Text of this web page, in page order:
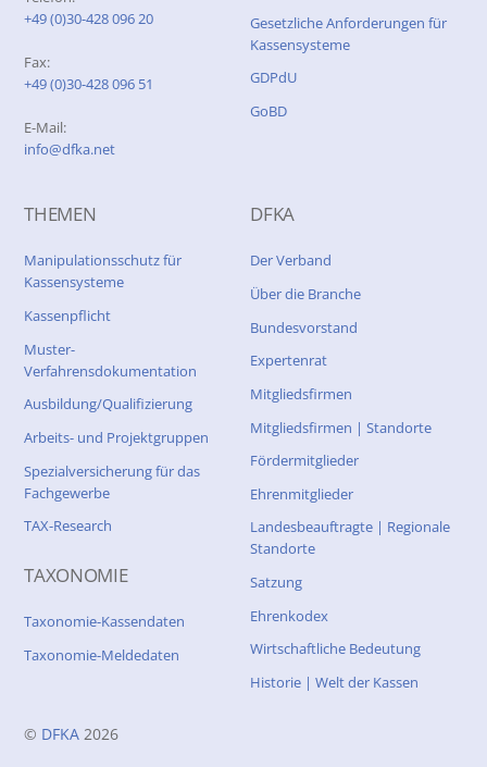
+49 (0)30-428 096 20
Fax:
+49 (0)30-428 096 51
E-Mail:
info@dfka.net
Gesetzliche Anforderungen für
Kassensysteme
GDPdU
GoBD
THEMEN
Manipulationsschutz für
Kassensysteme
Kassenpflicht
Muster-
Verfahrensdokumentation
Ausbildung/Qualifizierung
Arbeits- und Projektgruppen
Spezialversicherung für das
Fachgewerbe
TAX-Research
TAXONOMIE
Taxonomie-Kassendaten
Taxonomie-Meldedaten
DFKA
Der Verband
Über die Branche
Bundesvorstand
Expertenrat
Mitgliedsfirmen
Mitgliedsfirmen | Standorte
Fördermitglieder
Ehrenmitglieder
Landesbeauftragte | Regionale
Standorte
Satzung
Ehrenkodex
Wirtschaftliche Bedeutung
Historie | Welt der Kassen
© DFKA 2026